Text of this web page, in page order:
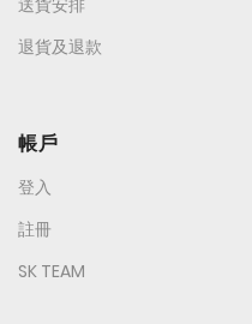
送貨安排
退貨及退款
帳戶
登入
註冊
SK TEAM